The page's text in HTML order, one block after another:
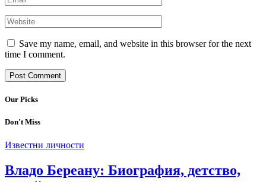
Save my name, email, and website in this browser for the next
time I comment.
Our Picks
Don't Miss
Известни личности
Владо Береану: Биография, детство,